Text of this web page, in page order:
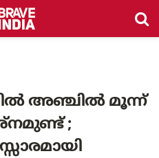
അഞ്ചിൽ മൂന്ന്
;